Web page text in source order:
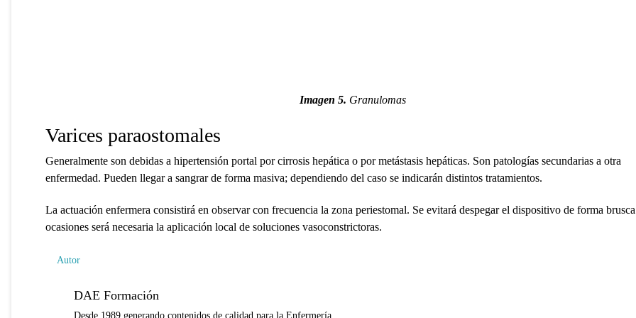
Imagen 5. Granulomas
Varices paraostomales
Generalmente son debidas a hipertensión portal por cirrosis hepática o por metástasis hepáticas. Son patologías secundarias a otra
enfermedad. Pueden llegar a sangrar de forma masiva; dependiendo del caso se indicarán distintos tratamientos.
La actuación enfermera consistirá en observar con frecuencia la zona periestomal. Se evitará despegar el dispositivo de forma
ocasiones será necesaria la aplicación local de soluciones vasoconstrictoras.
Autor
DAE Formación
Desde 1989 generando contenidos de calidad para la Enfermería.